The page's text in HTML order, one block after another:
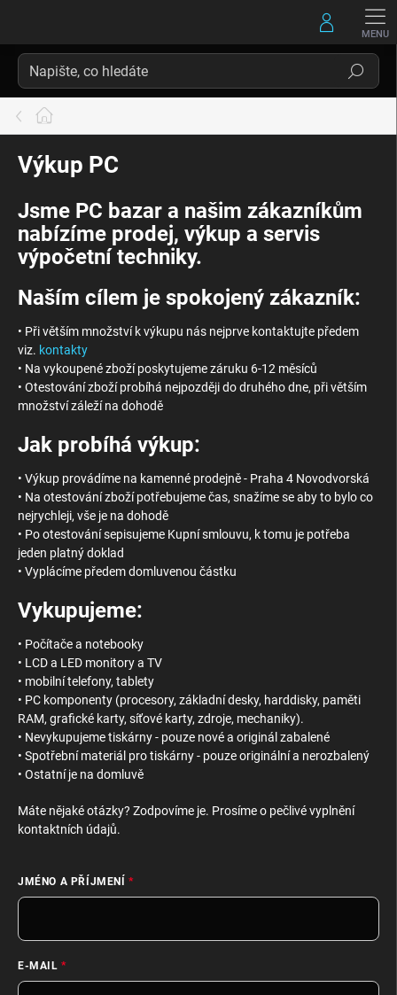
Hledat
Domů
Výkup PC
Jsme PC bazar a našim zákazníkům
nabízíme prodej, výkup a servis
výpočetní techniky.
Naším cílem je spokojený zákazník:
• Při větším množství k výkupu nás nejprve kontaktujte předem
viz. kontakty
• Na vykoupené zboží poskytujeme záruku 6-12 měsíců
• Otestování zboží probíhá nejpozději do druhého dne, při větším
množství záleží na dohodě
Jak probíhá výkup:
• Výkup provádíme na kamenné prodejně - Praha 4 Novodvorská
• Na otestování zboží potřebujeme čas, snažíme se aby to bylo co
nejrychleji, vše je na dohodě
• Po otestování sepisujeme Kupní smlouvu, k tomu je potřeba
jeden platný doklad
• Vyplácíme předem domluvenou částku
Vykupujeme:
• Počítače a notebooky
• LCD a LED monitory a TV
• mobilní telefony, tablety
• PC komponenty (procesory, základní desky, harddisky, paměti
RAM, grafické karty, síťové karty, zdroje, mechaniky).
• Nevykupujeme tiskárny - pouze nové a originál zabalené
• Spotřební materiál pro tiskárny - pouze originální a nerozbalený
• Ostatní je na domluvě
Máte nějaké otázky? Zodpovíme je. Prosíme o pečlivé vyplnění
kontaktních údajů.
JMÉNO A PŘÍJMENÍ
E-MAIL